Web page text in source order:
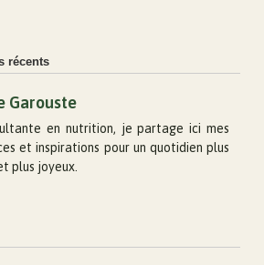
récents
Garouste
en nutrition, je partage ici mes
et inspirations pour un quotidien plus
plus joyeux.